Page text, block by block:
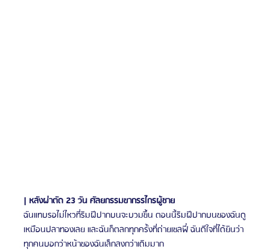
| หลังผ่าตัด 23 วัน ศัลยกรรมขากรรไกรผู้ชาย
ฉันแทบรอไม่ไหวที่ริมฝีปากบนจะบวมขึ้น ตอนนี้ริมฝีปากบนของฉันดู
เหมือนปลาทองเลย และฉันก็ตลกทุกครั้งที่ถ่ายเซลฟี่ ฉันดีใจที่ได้ยินว่า
ทุกคนบอกว่าหน้าของฉันเล็กลงกว่าเดิมมาก